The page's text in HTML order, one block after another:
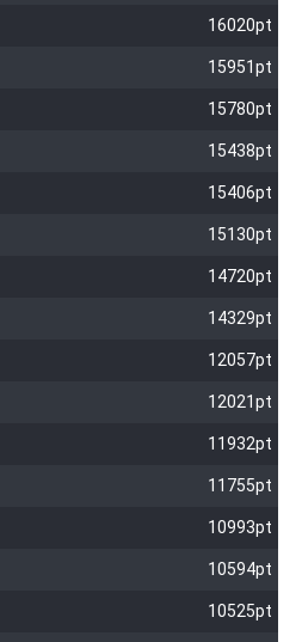
16020pt
15951pt
15780pt
15438pt
15406pt
15130pt
14720pt
14329pt
12057pt
12021pt
11932pt
11755pt
10993pt
10594pt
10525pt